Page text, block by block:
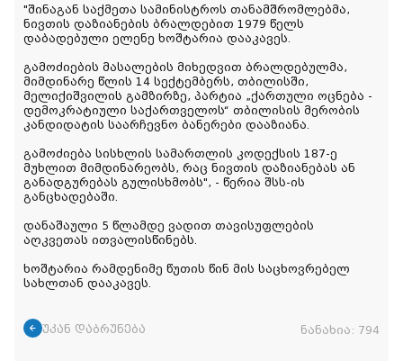
"შინაგან საქმეთა სამინისტროს თანამშრომლებმა,
ნივთის დაზიანების ბრალდებით 1979 წელს
დაბადებული ელენე ხოშტარია დააკავეს.
გამოძიების მასალების მიხედვით ბრალდებულმა,
მიმდინარე წლის 14 სექტემბერს, თბილისში,
მელიქიშვილის გამზირზე, პარტია „ქართული ოცნება -
დემოკრატიული საქართველოს“ თბილისის მერობის
კანდიდატის საარჩევნო ბანერები დააზიანა.
გამოძიება სისხლის სამართლის კოდექსის 187-ე
მუხლით მიმდინარეობს, რაც ნივთის დაზიანებას ან
განადგურებას გულისხმობს", - წერია შსს-ის
განცხადებაში.
დანაშაული 5 წლამდე ვადით თავისუფლების
აღკვეთას ითვალისწინებს.
ხოშტარია რამდენიმე წუთის წინ მის საცხოვრებელ
სახლთან დააკავეს.
უკან დაბრუნება ნანახია: 794